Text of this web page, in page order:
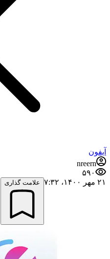
آیفون
nreern
۵۹۰
۲۱ مهر ۱۴۰۰،‏ ۷:۳۲
علامت گذاری